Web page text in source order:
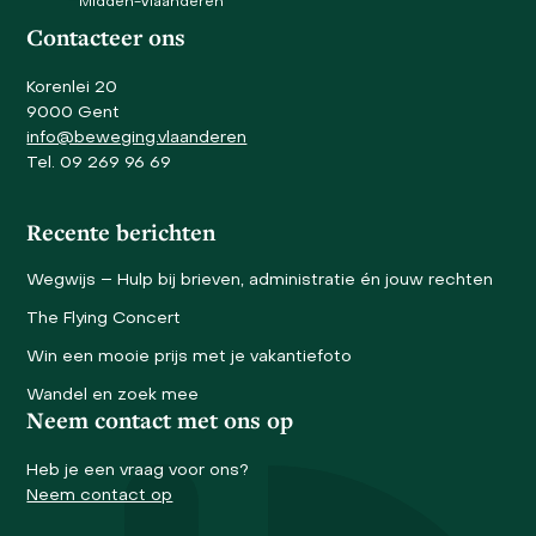
Contacteer ons
Korenlei 20
9000 Gent
info@beweging.vlaanderen
Tel. 09 269 96 69
Recente berichten
Wegwijs – Hulp bij brieven, administratie én jouw rechten
The Flying Concert
Win een mooie prijs met je vakantiefoto
Wandel en zoek mee
Neem contact met ons op
Heb je een vraag voor ons?
Neem contact op